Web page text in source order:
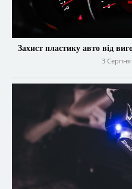
Захист пластику авто від
3 Серпня